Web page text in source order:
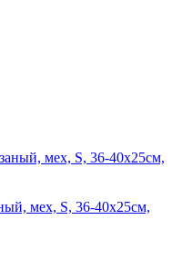
мех, S, 36-40х25см,